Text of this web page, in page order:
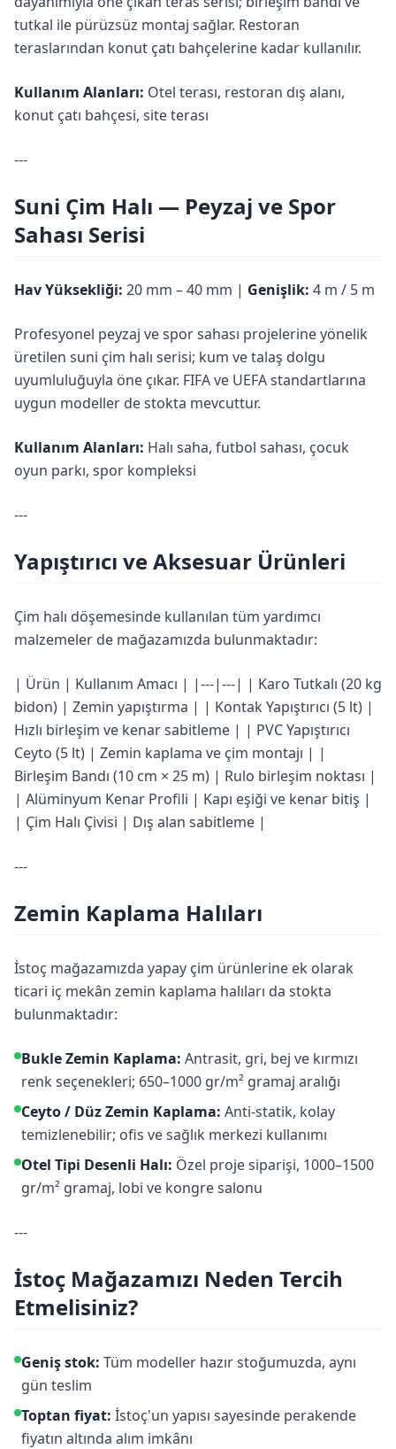
tutkal ile pürüzsüz montaj sağlar. Restoran
teraslarından konut çatı bahçelerine kadar kullanılır.
Kullanım Alanları: Otel terası, restoran dış alanı,
konut çatı bahçesi, site terası
---
Suni Çim Halı — Peyzaj ve Spor
Sahası Serisi
Hav Yüksekliği: 20 mm – 40 mm | Genişlik: 4 m / 5 m
Profesyonel peyzaj ve spor sahası projelerine yönelik
üretilen suni çim halı serisi; kum ve talaş dolgu
uyumluluğuyla öne çıkar. FIFA ve UEFA standartlarına
uygun modeller de stokta mevcuttur.
Kullanım Alanları: Halı saha, futbol sahası, çocuk
oyun parkı, spor kompleksi
---
Yapıştırıcı ve Aksesuar Ürünleri
Çim halı döşemesinde kullanılan tüm yardımcı
malzemeler de mağazamızda bulunmaktadır:
| Ürün | Kullanım Amacı | |---|---| | Karo Tutkalı (20 kg
bidon) | Zemin yapıştırma | | Kontak Yapıştırıcı (5 lt) |
Hızlı birleşim ve kenar sabitleme | | PVC Yapıştırıcı
Ceyto (5 lt) | Zemin kaplama ve çim montajı | |
Birleşim Bandı (10 cm × 25 m) | Rulo birleşim noktası |
| Alüminyum Kenar Profili | Kapı eşiği ve kenar bitiş |
| Çim Halı Çivisi | Dış alan sabitleme |
---
Zemin Kaplama Halıları
İstoç mağazamızda yapay çim ürünlerine ek olarak
ticari iç mekân zemin kaplama halıları da stokta
bulunmaktadır:
Bukle Zemin Kaplama: Antrasit, gri, bej ve kırmızı
renk seçenekleri; 650–1000 gr/m² gramaj aralığı
Ceyto / Düz Zemin Kaplama: Anti-statik, kolay
temizlenebilir; ofis ve sağlık merkezi kullanımı
Otel Tipi Desenli Halı: Özel proje siparişi, 1000–1500
gr/m² gramaj, lobi ve kongre salonu
---
İstoç Mağazamızı Neden Tercih
Etmelisiniz?
Geniş stok: Tüm modeller hazır stoğumuzda, aynı
gün teslim
Toptan fiyat: İstoç'un yapısı sayesinde perakende
fiyatın altında alım imkânı